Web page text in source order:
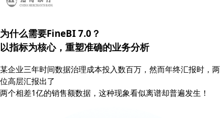
为什么需要FineBI 7.0？
以指标为核心，重塑准确的业务分析
某企业三年时间数据治理成本投入数百万，然而年终汇报时，两
位高层汇报出了
两个相差1亿的销售额数据，这种现象看似离谱却普遍发生！